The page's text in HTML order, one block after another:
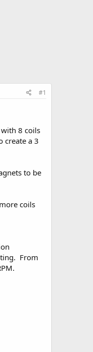
#1
8 coils
create a 3
to be
coils
From